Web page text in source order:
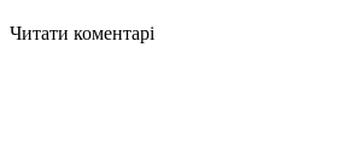
Читати коментарі